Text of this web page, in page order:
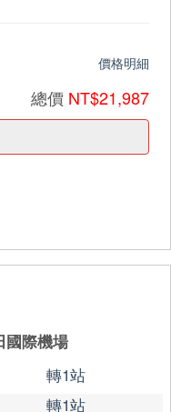
價格明細
總價 NT$21,987
國際機場
轉1站
轉1站